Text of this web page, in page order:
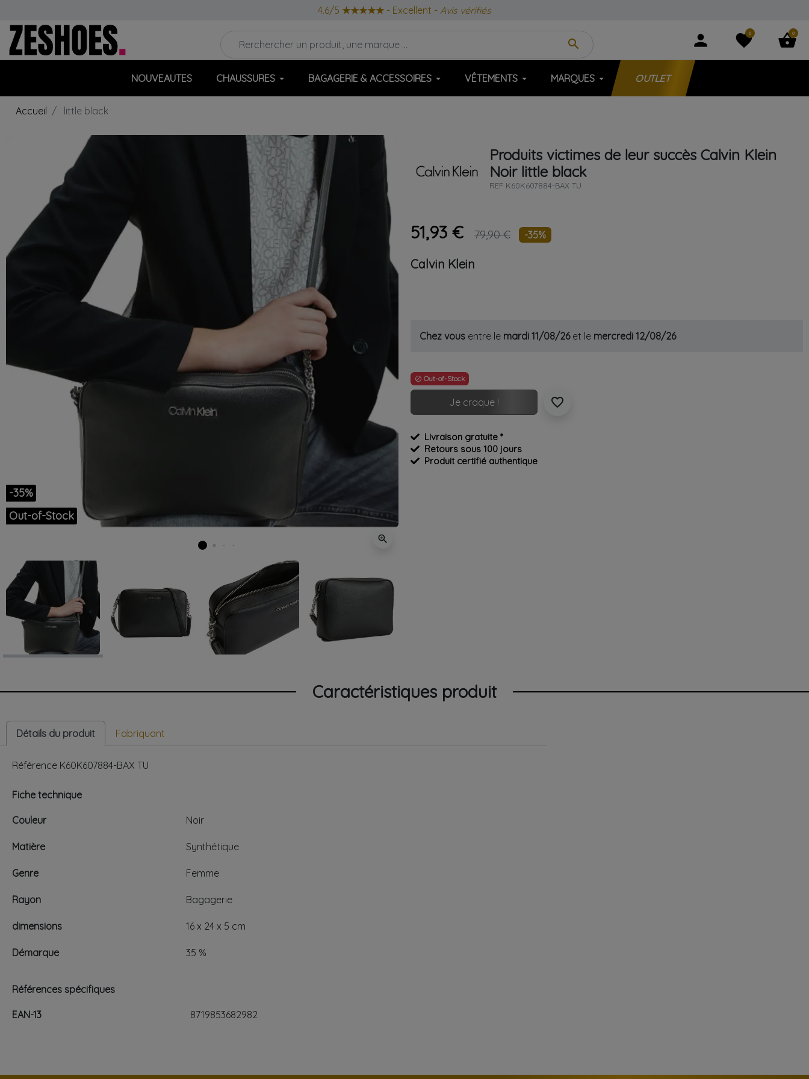
4.6/5 ★★★★★ - Excellent - Avis vérifiés
search person favorite
0 shopping_basket
0
NOUVEAUTES CHAUSSURES BAGAGERIE & ACCESSOIRES VÊTEMENTS MARQUES OUTLET
Accueil little black
-35%
Out-of-Stock
zoom_in
Produits victimes de leur succès Calvin Klein
Noir little black
REF K60K607884-BAX TU
51,93 € 79,90 € -35%
Calvin Klein
Chez vous entre le mardi 11/08/26et le mercredi 12/08/26
 Out-of-Stock
Je craque ! favorite_border
Livraison gratuite *
Retours sous 100 jours
Produit certifié authentique
Caractéristiques produit
Détails du produit Fabriquant
Référence K60K607884-BAX TU
Fiche technique
Couleur Noir
Matière Synthétique
Genre Femme
Rayon Bagagerie
dimensions 16 x 24 x 5 cm
Démarque 35 %
Références spécifiques
EAN-13 8719853682982